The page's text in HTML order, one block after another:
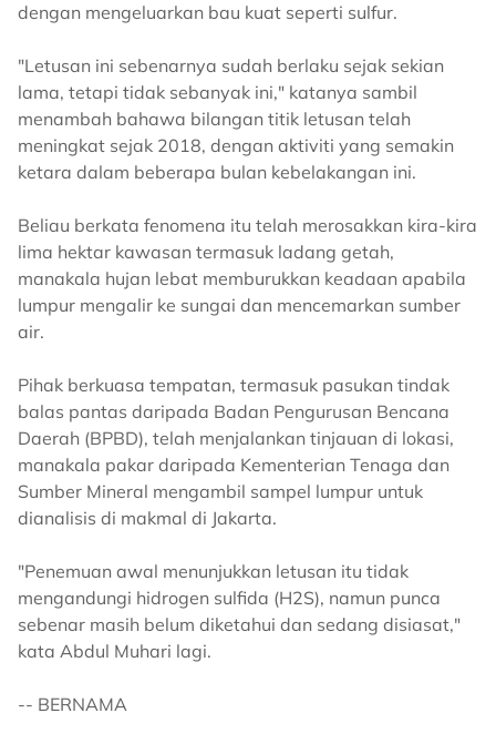
dengan mengeluarkan bau kuat seperti sulfur.
"Letusan ini sebenarnya sudah berlaku sejak sekian
lama, tetapi tidak sebanyak ini," katanya sambil
menambah bahawa bilangan titik letusan telah
meningkat sejak 2018, dengan aktiviti yang semakin
ketara dalam beberapa bulan kebelakangan ini.
Beliau berkata fenomena itu telah merosakkan kira-kira
lima hektar kawasan termasuk ladang getah,
manakala hujan lebat memburukkan keadaan apabila
lumpur mengalir ke sungai dan mencemarkan sumber
air.
Pihak berkuasa tempatan, termasuk pasukan tindak
balas pantas daripada Badan Pengurusan Bencana
Daerah (BPBD), telah menjalankan tinjauan di lokasi,
manakala pakar daripada Kementerian Tenaga dan
Sumber Mineral mengambil sampel lumpur untuk
dianalisis di makmal di Jakarta.
"Penemuan awal menunjukkan letusan itu tidak
mengandungi hidrogen sulfida (H2S), namun punca
sebenar masih belum diketahui dan sedang disiasat,"
kata Abdul Muhari lagi.
-- BERNAMA